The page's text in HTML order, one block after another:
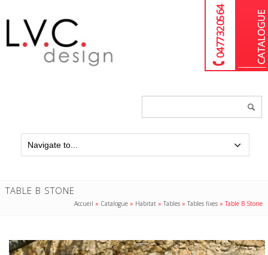
04 77 32 05 64
TABLE B STONE
Accueil » Catalogue » Habitat »Tables »Tables fixes »Table B Stone